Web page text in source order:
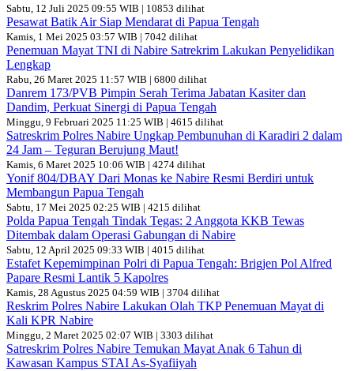
Sabtu, 12 Juli 2025 09:55 WIB | 10853 dilihat
Pesawat Batik Air Siap Mendarat di Papua Tengah
Kamis, 1 Mei 2025 03:57 WIB | 7042 dilihat
Penemuan Mayat TNI di Nabire Satrekrim Lakukan Penyelidikan
Lengkap
Rabu, 26 Maret 2025 11:57 WIB | 6800 dilihat
Danrem 173/PVB Pimpin Serah Terima Jabatan Kasiter dan
Dandim, Perkuat Sinergi di Papua Tengah
Minggu, 9 Februari 2025 11:25 WIB | 4615 dilihat
Satreskrim Polres Nabire Ungkap Pembunuhan di Karadiri 2 dalam
24 Jam – Teguran Berujung Maut!
Kamis, 6 Maret 2025 10:06 WIB | 4274 dilihat
Yonif 804/DBAY Dari Monas ke Nabire Resmi Berdiri untuk
Membangun Papua Tengah
Sabtu, 17 Mei 2025 02:25 WIB | 4215 dilihat
Polda Papua Tengah Tindak Tegas: 2 Anggota KKB Tewas
Ditembak dalam Operasi Gabungan di Nabire
Sabtu, 12 April 2025 09:33 WIB | 4015 dilihat
Estafet Kepemimpinan Polri di Papua Tengah: Brigjen Pol Alfred
Papare Resmi Lantik 5 Kapolres
Kamis, 28 Agustus 2025 04:59 WIB | 3704 dilihat
Reskrim Polres Nabire Lakukan Olah TKP Penemuan Mayat di
Kali KPR Nabire
Minggu, 2 Maret 2025 02:07 WIB | 3303 dilihat
Satreskrim Polres Nabire Temukan Mayat Anak 6 Tahun di
Kawasan Kampus STAI As-Syafiiyah